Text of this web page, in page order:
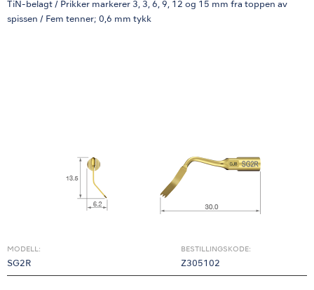
TiN-belagt / Prikker markerer 3, 3, 6, 9, 12 og 15 mm fra toppen av
spissen / Fem tenner; 0,6 mm tykk
MODELL:
SG2R
BESTILLINGSKODE:
Z305102